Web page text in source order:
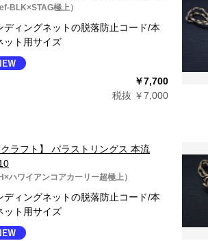
BLK×STAG極上）
ディングネットの脱落防止コード/本
ット用サイズ
￥7,700
税抜 ￥7,000
クラフト】 パラストリングス 本流
ハワイアンコアカーリー超極上）
ディングネットの脱落防止コード/本
ット用サイズ